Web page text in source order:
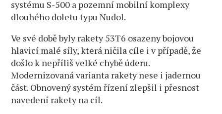
systému S-500 a pozemní mobilní komplexy
dlouhého doletu typu Nudol.
Ve své době byly rakety 53T6 osazeny bojovou
hlavicí malé síly, která ničila cíle i v případě, že
došlo k nepříliš velké chybě úderu.
Modernizovaná varianta rakety nese i jadernou
část. Obnovený systém řízení zlepšil i přesnost
navedení rakety na cíl.